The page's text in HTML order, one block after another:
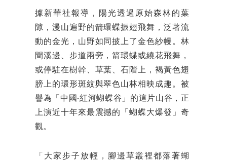
據新華社報導，陽光透過原始森林的葉
隙，漫山遍野的箭環蝶振翅飛舞，泛著流
動的金光，山野如同披上了金色紗幔。林
間溪邊、步道兩旁，箭環蝶或繞花飛舞，
或停駐在樹幹、草葉、石階上，褐黃色翅
膀上的環形斑紋與翠色山林相映成趣。被
譽為「中國·紅河蝴蝶谷」的這片山谷，正
上演近十年來最震撼的「蝴蝶大爆發」奇
觀。
「大家步子放輕，腳邊草叢裡都落著蝴